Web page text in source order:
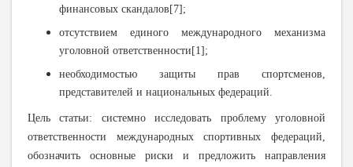
финансовых скандалов[7];
отсутствием единого международного механизма
уголовной ответственности[1];
необходимостью защиты прав спортсменов,
представителей и национальных федераций.
Цель статьи: системно исследовать проблему уголовной
ответственности международных спортивных федераций,
обозначить основные риски и предложить направления